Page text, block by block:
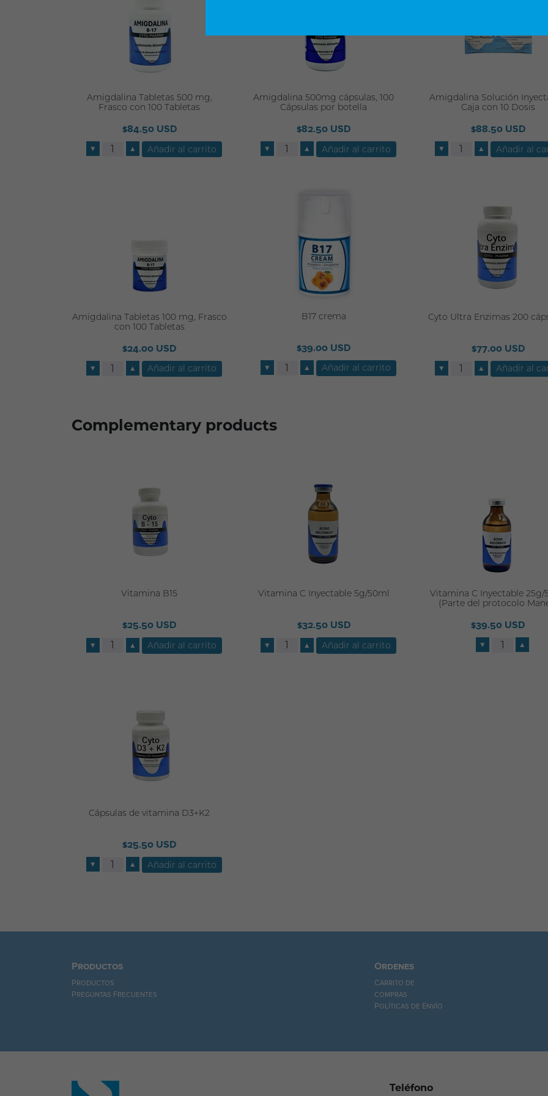
Amigdalina Tabletas 500 mg,
Frasco con 100 Tabletas
$84.50 USD
▼ ▲
Amigdalina 500mg cápsulas, 100
Cápsulas por botella
$82.50 USD
▼ ▲
Amigdalina Solución
Caja con 10 Dosis
$88.50 USD
▼ ▲
Amigdalina Tabletas 100 mg, Frasco
con 100 Tabletas
$24.00 USD
▼ ▲
B17 crema
$39.00 USD
▼ ▲
Cyto Ultra Enzimas 200
$77.00 USD
▼ ▲
Complementary products
Vitamina B15
$25.50 USD
▼ ▲
Vitamina C Inyectable 5g/50ml
$32.50 USD
▼ ▲
Vitamina C Inyectable 25g/
(Parte del protocolo
$39.50 USD
▼ ▲
Cápsulas de vitamina D3+K2
$25.50 USD
▼ ▲
Productos
Productos
Preguntas Frecuentes
Ordenes
Carrito de
compras
Políticas de Envío
Teléfono